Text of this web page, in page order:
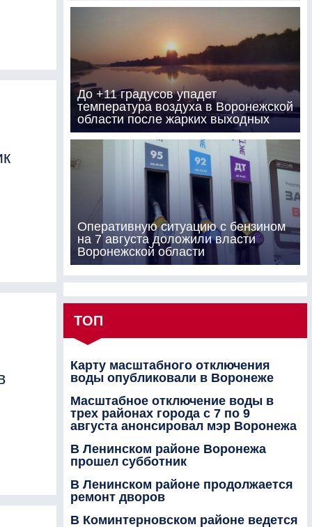
До +11 градусов упадет
температура воздуха в Воронежской
области после жарких выходных
Оперативную ситуацию с бензином
на 7 августа доложили власти
Воронежской области
ТОП
Карту масштабного отключения
воды опубликовали в Воронеже
Масштабное отключение воды в
трех районах города с 7 по 9
августа анонсировал мэр Воронежа
В Ленинском районе Воронежа
прошел субботник
В Ленинском районе продолжается
ремонт дворов
В Коминтерновском районе ведется